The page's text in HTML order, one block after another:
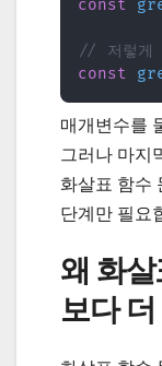
const
// 저렇게
const
매개변수를
그러나 마지
화살표 함수
단계만 필요
왜 화
보다